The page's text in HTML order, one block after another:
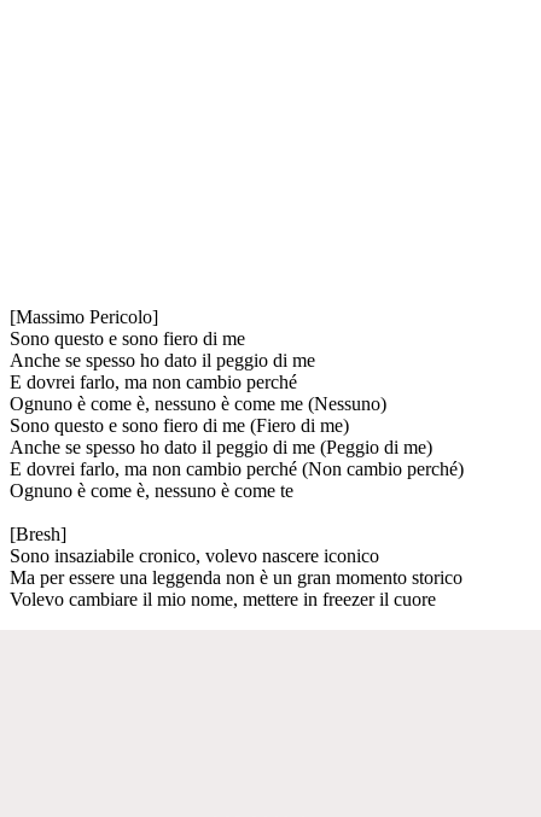
[Massimo Pericolo]
Sono questo e sono fiero di me
Anche se spesso ho dato il peggio di me
E dovrei farlo, ma non cambio perché
Ognuno è come è, nessuno è come me (Nessuno)
Sono questo e sono fiero di me (Fiero di me)
Anche se spesso ho dato il peggio di me (Peggio di me)
E dovrei farlo, ma non cambio perché (Non cambio perché)
Ognuno è come è, nessuno è come te
[Bresh]
Sono insaziabile cronico, volevo nascere iconico
Ma per essere una leggenda non è un gran momento storico
Volevo cambiare il mio nome, mettere in freezer il cuore